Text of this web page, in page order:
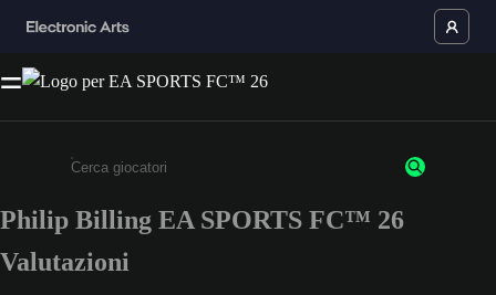
Inserisci un minimo di 3 caratteri o numeri.
Philip Billing EA SPORTS FC™ 26
Valutazioni